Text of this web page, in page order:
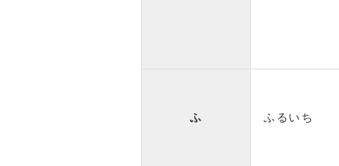
ふ ふるいち